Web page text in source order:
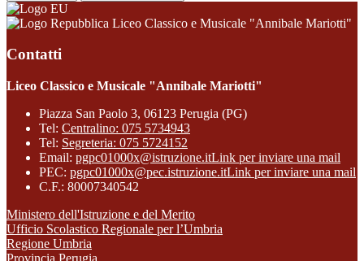
Liceo Classico e Musicale "Annibale Mariotti"
Contatti
Liceo Classico e Musicale "Annibale Mariotti"
Piazza San Paolo 3, 06123 Perugia (PG)
Tel: Centralino: 075 5734943
Tel: Segreteria: 075 5724152
Email: pgpc01000x@istruzione.itLink per inviare una mail
PEC: pgpc01000x@pec.istruzione.itLink per inviare una mail
C.F.: 80007340542
Ministero dell'Istruzione e del Merito
Ufficio Scolastico Regionale per l’Umbria
Regione Umbria
Provincia Perugia